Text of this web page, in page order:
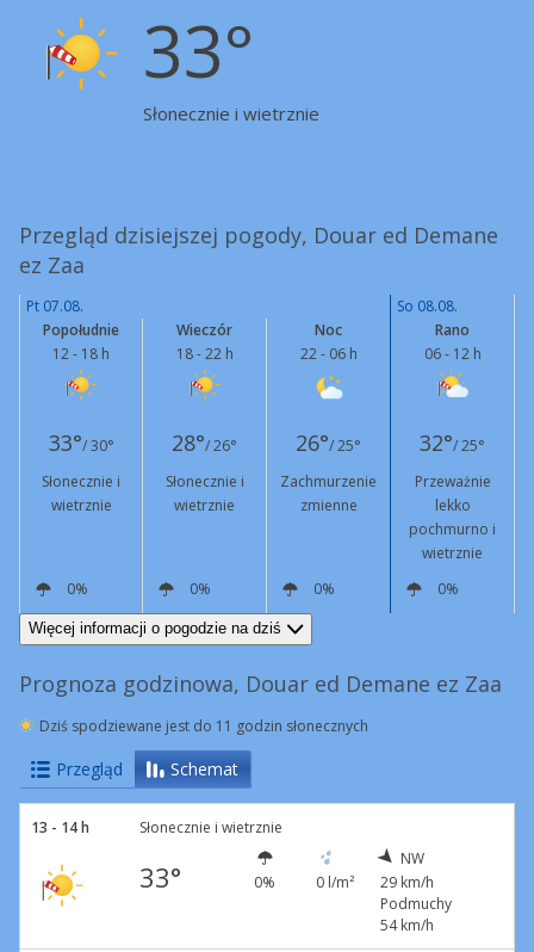
33°
Słonecznie i wietrznie
Przegląd dzisiejszej pogody, Douar ed Demane
ez Zaa
Pt 07.08.
So 08.08.
Popołudnie
12 - 18 h
Wieczór
18 - 22 h
Noc
22 - 06 h
Rano
06 - 12 h
33°/ 30° 28°/ 26° 26°/ 25° 32°/ 25°
Słonecznie i
wietrznie
Słonecznie i
wietrznie
Zachmurzenie
zmienne
Przeważnie
lekko
pochmurno i
wietrznie
0%
0% 0%
0%
NW
28 km/h
Podmuchy
54 km/h NW
23 km/h
Podmuchy
46 km/h
Więcej informacji o pogodzie na dziś
Prognoza godzinowa, Douar ed Demane ez Zaa
Dziś spodziewane jest do 11 godzin słonecznych
Przegląd Schemat
13 - 14 h Słonecznie i wietrznie
33° 0% 0 l/m²
NW
29 km/h
Podmuchy
54 km/h